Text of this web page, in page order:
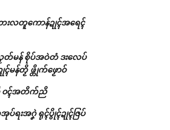
လတူကောန်ဍုၚ်အရေၚ်
တ်မန် စိုပ်အဝဲတံ ဒးလေပ်
မန်တၟိ ဖ္တိုက်ဖၟောဝ်
၀ၚ်အတိက်ညိ
ပ်ရးအဂၞဲ ရုၚ်ပွိုၚ်ဍုၚ်ဇြပ်